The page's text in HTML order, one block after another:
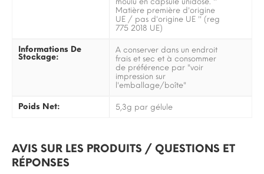
Matière première d'origine
UE / pas d'origine UE '' (reg
775 2018 UE)
Informations De
Stockage:
A conserver dans un endroit
frais et sec et à consommer
de préférence par "voir
impression sur
l'emballage/boîte"
Poids Net: 5,3g par gélule
AVIS SUR LES PRODUITS / QUESTIONS ET
RÉPONSES